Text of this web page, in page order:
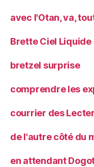
avec l'Otan, va,
Brette Ciel Liquide
bretzel surprise
comprendre les
courrier des Lecter
de l'autre côté du
en attendant